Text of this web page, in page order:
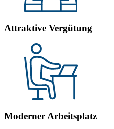
Attraktive Vergütung
Moderner Arbeitsplatz